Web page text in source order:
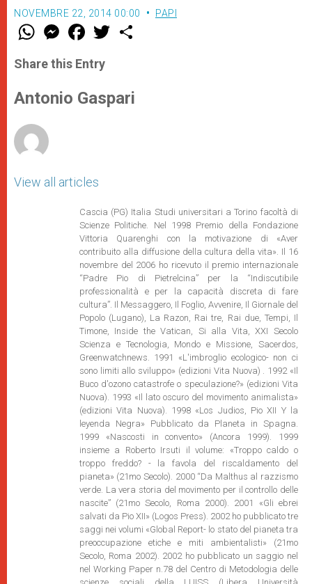
NOVEMBRE 22, 2014 00:00 PAPI
W
t
s
p
p
M
e
s
e
g
e
F
a
e
b
o
k
w
r
Share this Entry
Antonio Gaspari
View all articles
Cascia (PG) Italia Studi universitari a Torino facoltà di
Scienze Politiche. Nel 1998 Premio della Fondazione
Vittoria Quarenghi con la motivazione di «Aver
contribuito alla diffusione della cultura della vita». Il 16
novembre del 2006 ho ricevuto il premio internazionale
“Padre Pio di Pietrelcina” per la “Indiscutibile
professionalità e per la capacità discreta di fare
cultura”. Il Messaggero, Il Foglio, Avvenire, Il Giornale del
Popolo (Lugano), La Razon, Rai tre, Rai due, Tempi, Il
Timone, Inside the Vatican, Si alla Vita, XXI Secolo
Scienza e Tecnologia, Mondo e Missione, Sacerdos,
Greenwatchnews. 1991 «L'imbroglio ecologico- non ci
sono limiti allo sviluppo» (edizioni Vita Nuova) . 1992 «Il
Buco d'ozono catastrofe o speculazione?» (edizioni Vita
Nuova). 1993 «Il lato oscuro del movimento animalista»
(edizioni Vita Nuova). 1998 «Los Judios, Pio XII Y la
leyenda Negra» Pubblicato da Planeta in Spagna.
1999 «Nascosti in convento» (Ancora 1999). 1999
insieme a Roberto Irsuti il volume: «Troppo caldo o
troppo freddo? - la favola del riscaldamento del
pianeta» (21mo Secolo). 2000 “Da Malthus al razzismo
verde. La vera storia del movimento per il controllo delle
nascite” (21mo Secolo, Roma 2000). 2001 «Gli ebrei
salvati da Pio XII» (Logos Press). 2002 ho pubblicato tre
saggi nei volumi «Global Report- lo stato del pianeta tra
preoccupazione etiche e miti ambientalisti» (21mo
Secolo, Roma 2002). 2002 ho pubblicato un saggio nel
nel Working Paper n.78 del Centro di Metodologia delle